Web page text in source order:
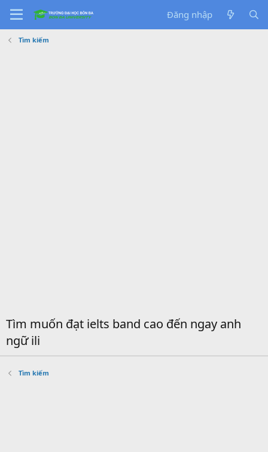
Đăng nhập
Tìm kiếm
Tìm muốn đạt ielts band cao đến ngay anh
ngữ ili
Tìm kiếm